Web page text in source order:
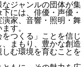
ジャンルの団体が集
には、俳優・声優・
家、音響・照明・舞
す。
つくる」ことを信じ
まもり、豊かな創造
む環境を育むことを